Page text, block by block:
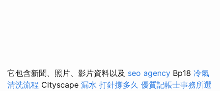
它包含新聞、照片、影片資料以及 seo agency Bp18 冷氣
清洗流程 Cityscape 漏水 打針撐多久 優質記帳士事務所選